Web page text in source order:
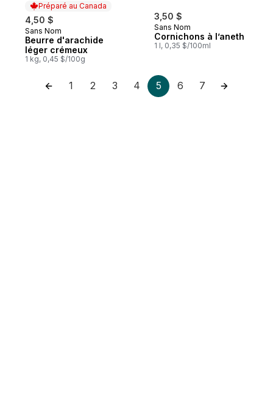
Préparé au Canada
4,50 $
Préparé au Canada
Sans Nom
Beurre d'arachide
léger crémeux
1 kg, 0,45 $/100g
3,50 $
Sans Nom
Cornichons à l’aneth
1 l, 0,35 $/100ml
1 2 3 4 5 6 7